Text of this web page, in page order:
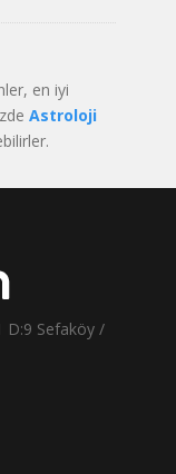
en iyi
Astroloji
D:9 Sefaköy /